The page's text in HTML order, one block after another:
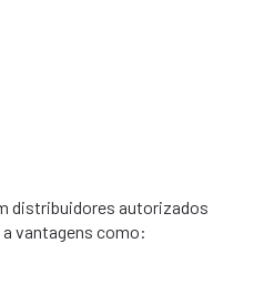
distribuidores autorizados
vantagens como: